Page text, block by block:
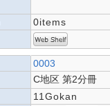
0items
0003
C地区 第2分冊
11Gokan